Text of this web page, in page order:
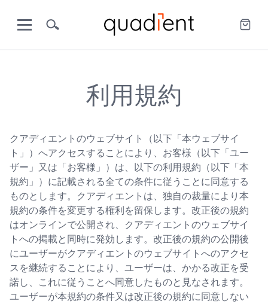
利用規約
クアディエントのウェブサイト（以下「本ウェブサイ
ト」）へアクセスすることにより、お客様（以下「ユー
ザー」又は「お客様」）は、以下の利用規約（以下「本
規約」）に記載される全ての条件に従うことに同意する
ものとします。クアディエントは、独自の裁量により本
規約の条件を変更する権利を留保します。改正後の規約
はオンラインで公開され、クアディエントのウェブサイ
トへの掲載と同時に発効します。改正後の規約の公開後
にユーザーがクアディエントのウェブサイトへのアクセ
スを継続することにより、ユーザーは、かかる改正を受
諾し、これに従うことへ同意したものと見なされます。
ユーザーが本規約の条件又は改正後の規約に同意しない